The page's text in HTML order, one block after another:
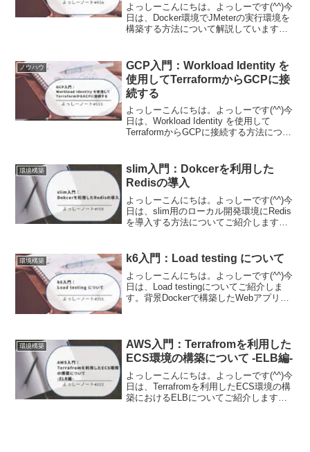
よっしーこんにちは。よっしーです(^^)今
日は、Docker環境でJMeterの実行環境を
構築する方法について解説しています。
忘として記事に残しました。前回記事
の...
ノウハウ
GCP入門：Workload Identity を
使用してTerraformからGCPに接
続する
よっしーこんにちは。よっしーです(^^)今
日は、Workload Identity を使用して
TerraformからGCPに接続する方法につい
に...
環境構築
slim入門：Dokcerを利用した
Redisの導入
よっしーこんにちは。よっしーです(^^)今
日は、slim用のローカル開発環境にRedis
を導入する方法についてご紹介します。
RESTful APIでRedisを利用する...
環境構築 k6入門：Load testing について
よっしーこんにちは。よっしーです(^^)今
日は、Load testingについてご紹介しま
す。背景Dockerで構築したWebアプリの
環境構築
AWS入門：Terrafromを利用した
ECS環境の構築について -ELB編-
よっしーこんにちは。よっしーです(^^)今
日は、Terrafromを利用したECS環境の構
築におけるELBについてご紹介します。